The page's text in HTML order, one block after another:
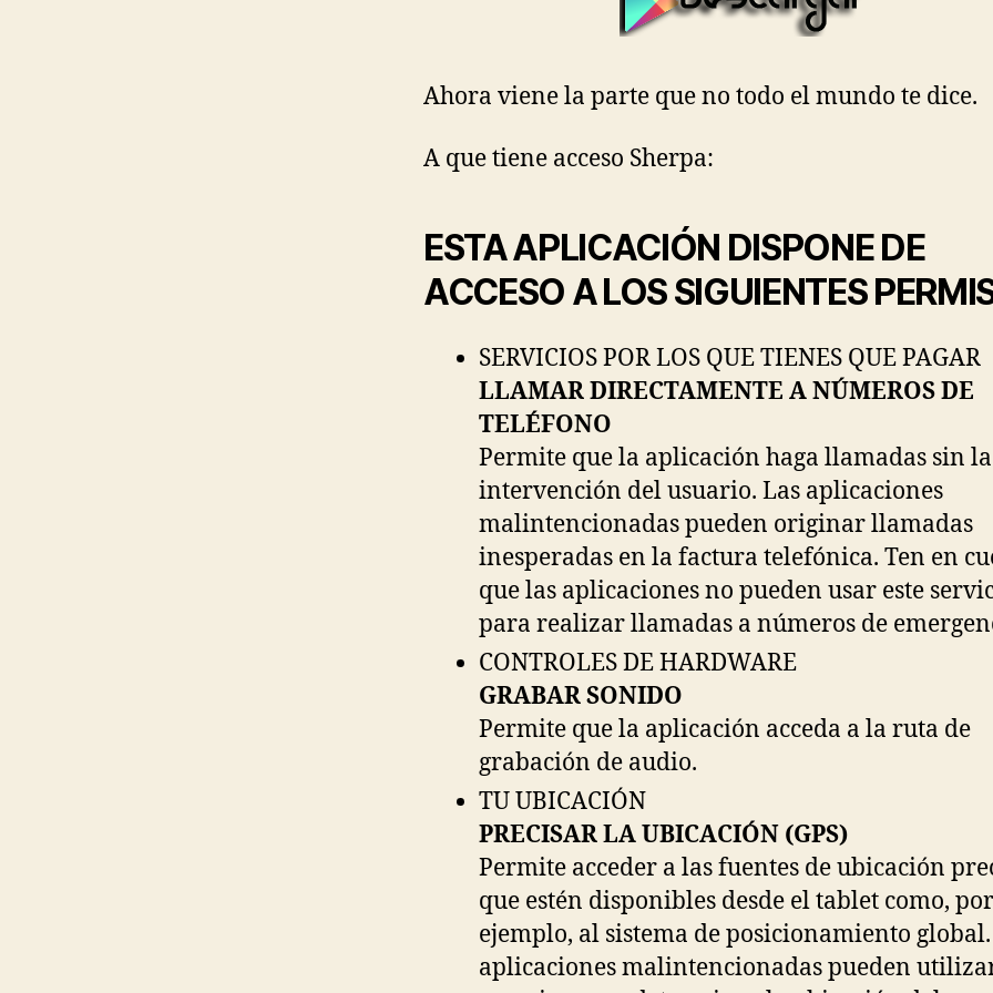
Ahora viene la parte que no todo el mundo te dice.
A que tiene acceso Sherpa:
ESTA APLICACIÓN DISPONE DE
ACCESO A LOS SIGUIENTES
SERVICIOS POR LOS QUE TIENES QUE PAGAR
LLAMAR DIRECTAMENTE A NÚMEROS DE
TELÉFONO
Permite que la aplicación haga llamadas sin la
intervención del usuario. Las aplicaciones
malintencionadas pueden originar llamadas
inesperadas en la factura telefónica. Ten en
que las aplicaciones no pueden usar este
para realizar llamadas a números de
CONTROLES DE HARDWARE
GRABAR SONIDO
Permite que la aplicación acceda a la ruta de
grabación de audio.
TU UBICACIÓN
PRECISAR LA UBICACIÓN (GPS)
Permite acceder a las fuentes de ubicación
que estén disponibles desde el tablet como, por
ejemplo, al sistema de posicionamiento
aplicaciones malintencionadas pueden